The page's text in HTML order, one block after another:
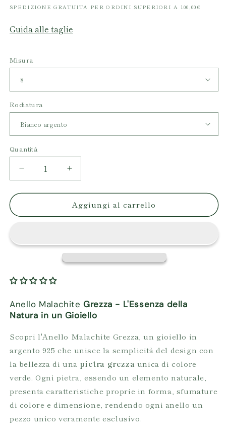
listino
SPEDIZIONE GRATUITA PER ORDINI SUPERIORI A 100,00€
Guida alle taglie
Misura
Rodiatura
Quantità
Diminuisci
quantità
per
Malachite
Aumenta
quantità
per
Anello
Malachite
Aggiungi al carrello
Anello MalachiteGrezza - L'Essenza della
Natura in un Gioiello
Scopri l'Anello Malachite Grezza, un gioiello in
argento 925 che unisce la semplicità del design con
la bellezza di una pietra grezza unica di colore
verde. Ogni pietra, essendo un elemento naturale,
presenta caratteristiche proprie in forma, sfumature
di colore e dimensione, rendendo ogni anello un
pezzo unico veramente esclusivo.